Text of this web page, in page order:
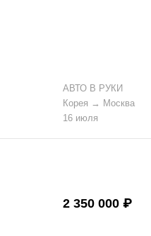
АВТО В РУКИ
Корея → Москва
16 июля
2 350 000 ₽